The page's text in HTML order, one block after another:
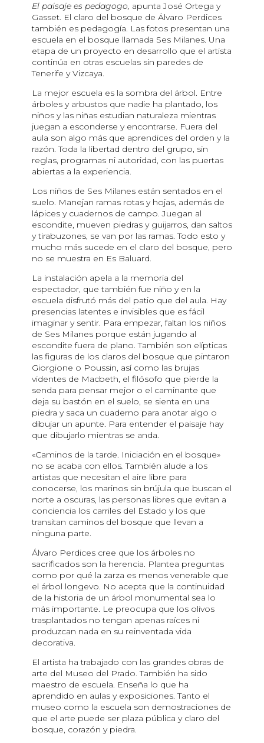
El paisaje es pedagogo, apunta José Ortega y
Gasset. El claro del bosque de Álvaro Perdices
también es pedagogía. Las fotos presentan una
escuela en el bosque llamada Ses Milanes. Una
etapa de un proyecto en desarrollo que el artista
continúa en otras escuelas sin paredes de
Tenerife y Vizcaya.
La mejor escuela es la sombra del árbol. Entre
árboles y arbustos que nadie ha plantado, los
niños y las niñas estudian naturaleza mientras
juegan a esconderse y encontrarse. Fuera del
aula son algo más que aprendices del orden y la
razón. Toda la libertad dentro del grupo, sin
reglas, programas ni autoridad, con las puertas
abiertas a la experiencia.
Los niños de Ses Milanes están sentados en el
suelo. Manejan ramas rotas y hojas, además de
lápices y cuadernos de campo. Juegan al
escondite, mueven piedras y guijarros, dan saltos
y tirabuzones, se van por las ramas. Todo esto y
mucho más sucede en el claro del bosque, pero
no se muestra en Es Baluard.
La instalación apela a la memoria del
espectador, que también fue niño y en la
escuela disfrutó más del patio que del aula. Hay
presencias latentes e invisibles que es fácil
imaginar y sentir. Para empezar, faltan los niños
de Ses Milanes porque están jugando al
escondite fuera de plano. También son elípticas
las figuras de los claros del bosque que pintaron
Giorgione o Poussin, así como las brujas
videntes de Macbeth, el filósofo que pierde la
senda para pensar mejor o el caminante que
deja su bastón en el suelo, se sienta en una
piedra y saca un cuaderno para anotar algo o
dibujar un apunte. Para entender el paisaje hay
que dibujarlo mientras se anda.
«Caminos de la tarde. Iniciación en el bosque»
no se acaba con ellos.También alude a los
artistas que necesitan el aire libre para
conocerse, los marinos sin brújula que buscan el
norte a oscuras, las personas libres que evitan a
conciencia los carriles del Estado y los que
transitan caminos del bosque que llevan a
ninguna parte.
Álvaro Perdices cree que los árboles no
sacrificados son la herencia. Plantea preguntas
como por qué la zarza es menos venerable que
el árbol longevo. No acepta que la continuidad
de la historia de un árbol monumental sea lo
más importante. Le preocupa que los olivos
trasplantados no tengan apenas raíces ni
produzcan nada en su reinventada vida
decorativa.
El artista ha trabajado con las grandes obras de
arte del Museo del Prado. También ha sido
maestro de escuela. Enseña lo que ha
aprendido en aulas y exposiciones. Tanto el
museo como la escuela son demostraciones de
que el arte puede ser plaza pública y claro del
bosque, corazón y piedra.